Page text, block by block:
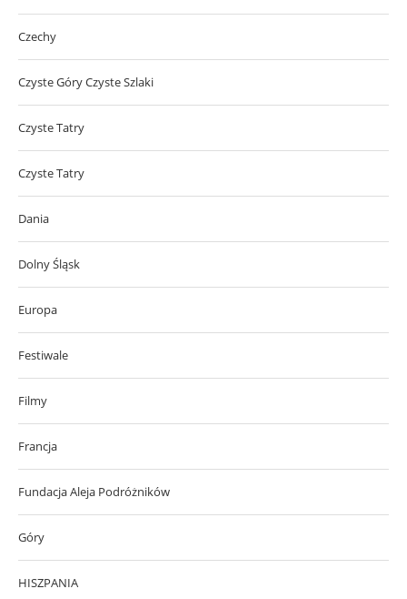
Czechy
Czyste Góry Czyste Szlaki
Czyste Tatry
Czyste Tatry
Dania
Dolny Śląsk
Europa
Festiwale
Filmy
Francja
Fundacja Aleja Podróżników
Góry
HISZPANIA